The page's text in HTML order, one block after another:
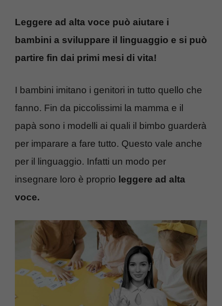
Leggere ad alta voce può aiutare i
bambini a sviluppare il linguaggio e si può
partire fin dai primi mesi di vita!
I bambini imitano i genitori in tutto quello che
fanno. Fin da piccolissimi la mamma e il
papà sono i modelli ai quali il bimbo guarderà
per imparare a fare tutto. Questo vale anche
per il linguaggio. Infatti un modo per
insegnare loro è proprio leggere ad alta
voce.